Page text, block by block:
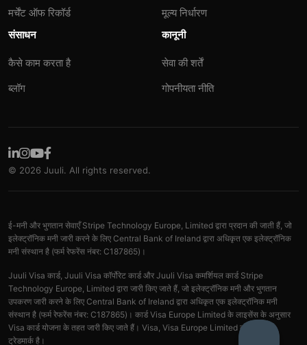
मर्चेंट ऑफ रिकॉर्ड
मूल्य निर्धारण
संसाधन
कैसे काम करता है
ब्लॉग
कानूनी
सेवा की शर्तें
गोपनीयता नीति
© 2026 Juuli. All rights reserved.
ई-मनी और भुगतान सेवाएँ Stripe Technology Europe, Limited द्वारा प्रदान की जाती हैं, जो
इलेक्ट्रॉनिक मनी जारी करने के लिए Central Bank of Ireland द्वारा अधिकृत एक इलेक्ट्रॉनिक
मनी संस्थान है (फर्म रेफरेंस नंबर: C187865)।
Juuli Visa कार्ड, Juuli Visa कॉर्पोरेट कार्ड और Juuli Visa कमर्शियल कार्ड Stripe
Technology Europe, Limited द्वारा जारी किए जाते हैं, जो इलेक्ट्रॉनिक मनी और भुगतान
उपकरण जारी करने के लिए Central Bank of Ireland द्वारा अधिकृत एक इलेक्ट्रॉनिक मनी
संस्थान है (फर्म रेफरेंस नंबर: C187865)। कार्ड Visa Europe Limited के लाइसेंस के अनुसार
Visa कार्ड योजना के तहत जारी किए जाते हैं। Visa, Visa Europe Limited का पंजीकृत
ट्रेडमार्क है।